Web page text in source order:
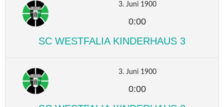
3. Juni 1900
0:00
SC WESTFALIA KINDERHAUS 3
3. Juni 1900
0:00